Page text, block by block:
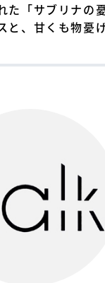
た「サブリナの
と、甘くも物憂